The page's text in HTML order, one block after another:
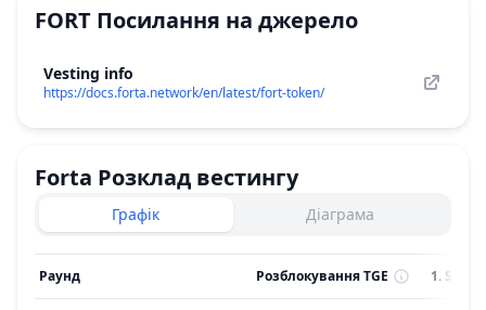
FORT Посилання на джерело
Vesting info
https://docs.forta.network/en/latest/fort-token/
Forta Розклад вестингу
Графік Діаграма
Раунд Розблокування TGE 1. Sep